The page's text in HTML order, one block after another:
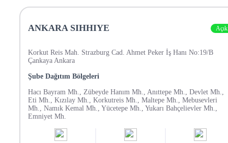
ANKARA SIHHIYE Açık
Korkut Reis Mah. Strazburg Cad. Ahmet Peker İş Hanı No:19/B
Çankaya Ankara
Şube Dağıtım Bölgeleri
Hacı Bayram Mh., Zübeyde Hanım Mh., Anıttepe Mh., Devlet Mh.,
Eti Mh., Kızılay Mh., Korkutreis Mh., Maltepe Mh., Mebusevleri
Mh., Namık Kemal Mh., Yücetepe Mh., Yukarı Bahçelievler Mh.,
Emniyet Mh.